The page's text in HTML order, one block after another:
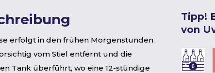
erfolgt in den frühen Morgenstunden.
vom Stiel entfernt und die
Tank überführt, wo eine 12-stündige
Tipp!
von